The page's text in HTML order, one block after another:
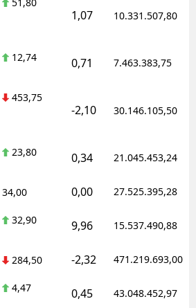
1,07 10.331.507,80
12,74 0,71 7.463.383,75
453,75
-2,10 30.146.105,50
23,80 0,34 21.045.453,24
34,00 0,00 27.525.395,28
32,90 9,96 15.537.490,88
284,50 -2,32 471.219.693,00
4,47 0,45 43.048.452,97